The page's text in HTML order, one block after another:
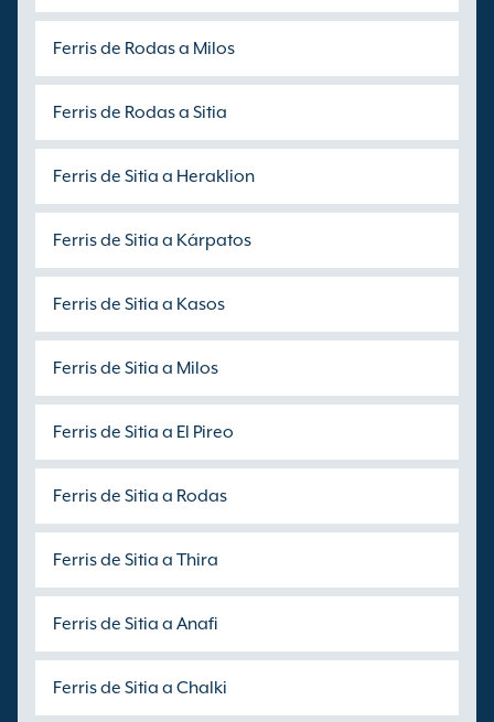
Ferris de Rodas a Milos
Ferris de Rodas a Sitia
Ferris de Sitia a Heraklion
Ferris de Sitia a Kárpatos
Ferris de Sitia a Kasos
Ferris de Sitia a Milos
Ferris de Sitia a El Pireo
Ferris de Sitia a Rodas
Ferris de Sitia a Thira
Ferris de Sitia a Anafi
Ferris de Sitia a Chalki